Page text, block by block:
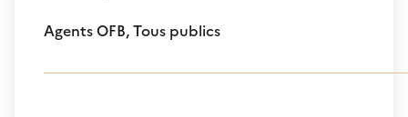
Agents OFB, Tous publics